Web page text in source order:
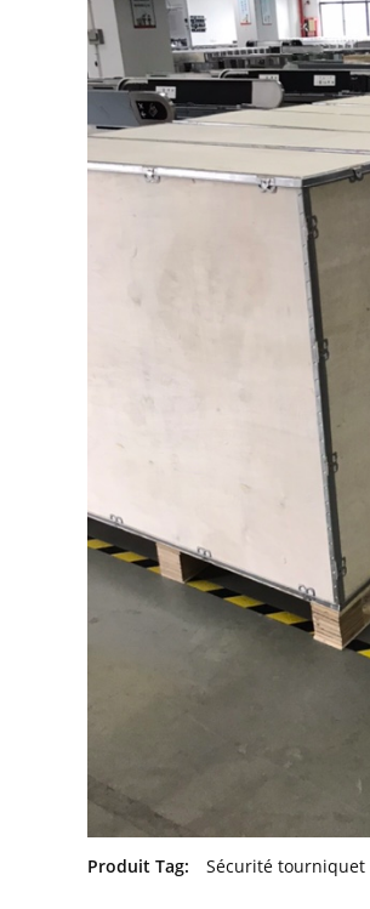
Produit Tag: Sécurité tourniquet